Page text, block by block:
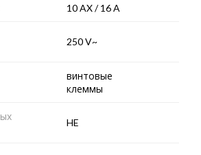
10 AX / 16 A
250 V~
винтовые
клеммы
HE